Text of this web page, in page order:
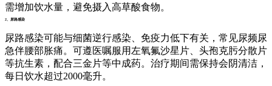
需增加饮水量，避免摄入高草酸食物。
2、尿路感染
尿路感染可能与细菌逆行感染、免疫力低下有关，常见尿频尿
急伴腰部胀痛。可遵医嘱服用左氧氟沙星片、头孢克肟分散片
等抗生素，配合三金片等中成药。治疗期间需保持会阴清洁，
每日饮水超过2000毫升。